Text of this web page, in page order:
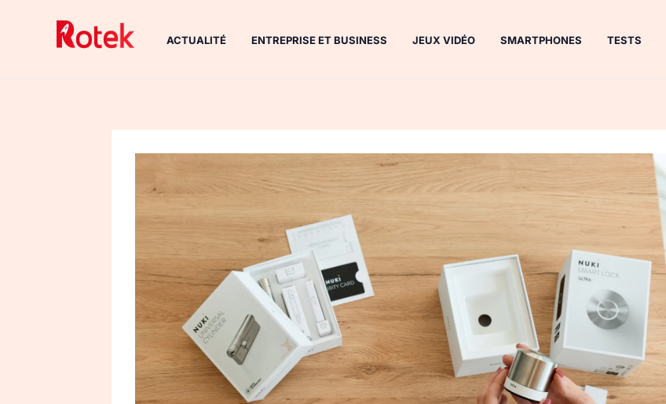
ACTUALITÉ ENTREPRISE ET BUSINESS JEUX VIDÉO SMARTPHONES TESTS